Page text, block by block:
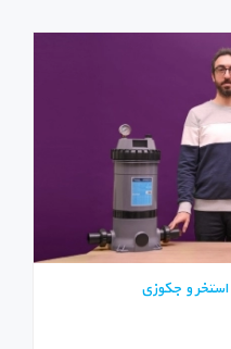
استخر و جکوزی